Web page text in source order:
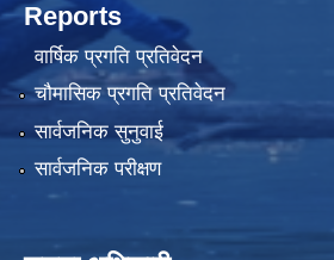
Reports
वार्षिक प्रगति प्रतिवेदन
चौमासिक प्रगति प्रतिवेदन
सार्वजनिक सुनुवाई
सार्वजनिक परीक्षण